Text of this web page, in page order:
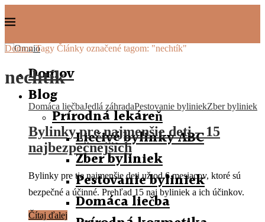
Domov
Blog
Prírodná lekáreň
Liečivé bylinky ABC
Zber byliniek
Pestovanie byliniek
Domáca liečba
Domov Tagy Články označené tagom: "nechtík"
nechtík
Domáca liečbaJedlá záhradaPestovanie byliniekZber byliniek
Bylinky pre najmenšie deti – 15
najbezpečnejších
Bylinky pre tie najmenšie deti už od 6 mesiacov, ktoré sú
bezpečné a účinné. Prehľad 15 naj byliniek a ich účinkov.
Čítaj ďalej